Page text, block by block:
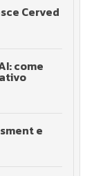
Cerved
come
e